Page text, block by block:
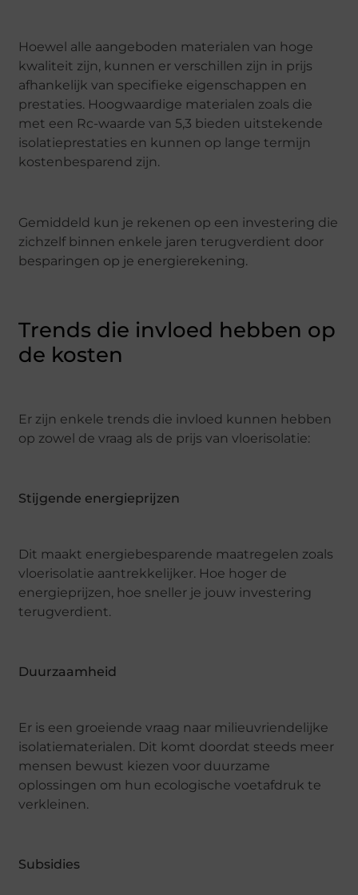
Hoewel alle aangeboden materialen van hoge
kwaliteit zijn, kunnen er verschillen zijn in prijs
afhankelijk van specifieke eigenschappen en
prestaties. Hoogwaardige materialen zoals die
met een Rc-waarde van 5,3 bieden uitstekende
isolatieprestaties en kunnen op lange termijn
kostenbesparend zijn.
Gemiddeld kun je rekenen op een investering die
zichzelf binnen enkele jaren terugverdient door
besparingen op je energierekening.
Trends die invloed hebben op
de kosten
Er zijn enkele trends die invloed kunnen hebben
op zowel de vraag als de prijs van vloerisolatie:
Stijgende energieprijzen
Dit maakt energiebesparende maatregelen zoals
vloerisolatie aantrekkelijker. Hoe hoger de
energieprijzen, hoe sneller je jouw investering
terugverdient.
Duurzaamheid
Er is een groeiende vraag naar milieuvriendelijke
isolatiematerialen. Dit komt doordat steeds meer
mensen bewust kiezen voor duurzame
oplossingen om hun ecologische voetafdruk te
verkleinen.
Subsidies